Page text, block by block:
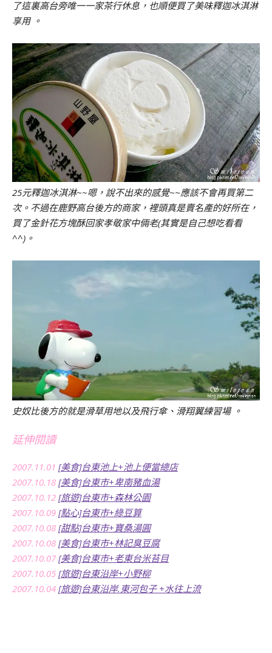
了這裏高台旁唯一一家茶行休息，也順便買了美味釋迦冰淇淋
享用 。
25元釋迦冰淇淋~~嗯，說不出來的感覺~~應該不會再買第二
次。不過在鹿野高台後方的商家，裡頭真是賣名產的好所在，
買了金針花方塊酥回家孝敬家中倆老(其實是自己想吃看看
^^)。
史奴比後方的就是滑草用地以及飛行傘、滑翔翼練習場 。
延伸閱讀
2007.11.01 [美食]台東池上+池上便當總店
2007.10.18 [美食]台東市+卑南豬血湯
2007.10.12 [旅遊]台東市+森林公園
2007.10.09 [點心]台東市+綠豆算
2007.10.08 [甜點]台東市+寶桑湯圓
2007.10.08 [美食]台東市+林記臭豆腐
2007.10.07 [美食]台東市+老東台米苔目
2007.10.05 [旅遊]台東沿岸+小野柳
2007.10.04 [旅遊]台東沿岸.東河包子 +水往上流